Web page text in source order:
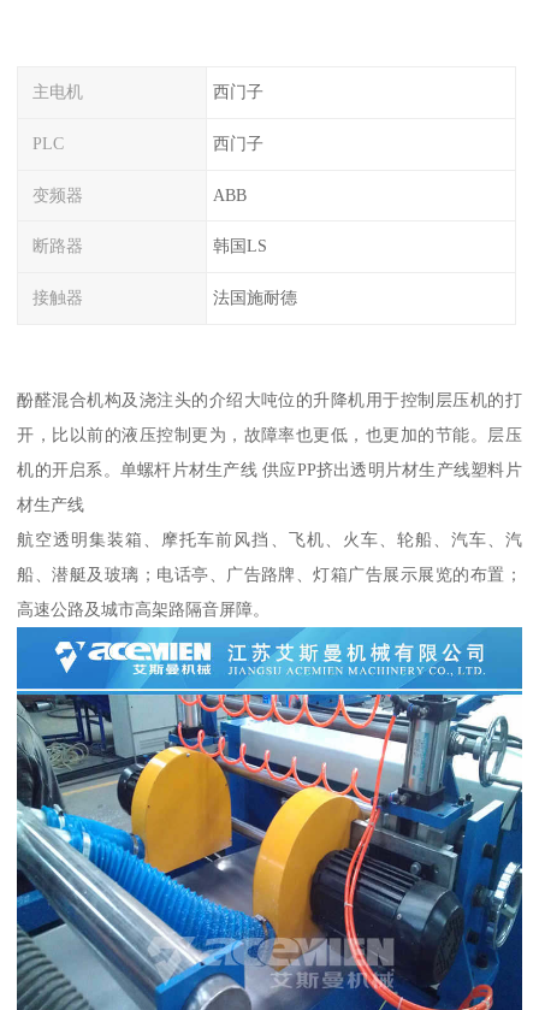
主电机 西门子
PLC 西门子
变频器 ABB
断路器 韩国LS
接触器 法国施耐德
酚醛混合机构及浇注头的介绍大吨位的升降机用于控制层压机的打
开，比以前的液压控制更为，故障率也更低，也更加的节能。层压
机的开启系。单螺杆片材生产线 供应PP挤出透明片材生产线塑料片
材生产线
航空透明集装箱、摩托车前风挡、飞机、火车、轮船、汽车、汽
船、潜艇及玻璃；电话亭、广告路牌、灯箱广告展示展览的布置；
高速公路及城市高架路隔音屏障。